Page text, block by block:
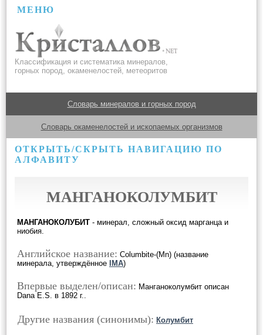
МЕНЮ
Классификация и систематика минералов,
горных пород, окаменелостей, метеоритов
Словарь минералов и горных пород
Словарь окаменелостей и ископаемых организмов
ОТКРЫТЬ/СКРЫТЬ НАВИГАЦИЮ ПО
АЛФАВИТУ
МАНГАНОКОЛУМБИТ
МАНГАНОКОЛУБИТ - минерал, сложный оксид марганца и
ниобия.
Английское название: Columbite-(Mn) (название
минерала, утверждённое
IMA)
Впервые выделен/описан: Манганоколумбит описан
Dana E.S. в 1892 г..
Другие названия (синонимы): Колумбит